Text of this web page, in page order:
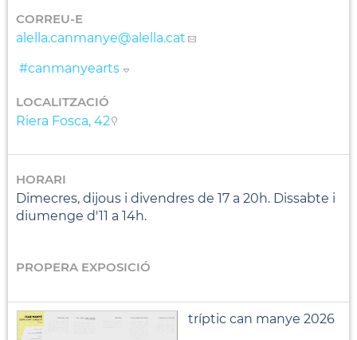
CORREU-E
alella.canmanye@alella.cat
#canmanyearts
LOCALITZACIÓ
Riera Fosca, 42
HORARI
Dimecres, dijous i divendres de 17 a 20h. Dissabte i
diumenge d'11 a 14h.
PROPERA EXPOSICIÓ
tríptic can manye 2026